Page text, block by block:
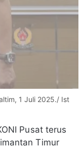
1 Juli 2025./ Ist
Pusat terus
Timur